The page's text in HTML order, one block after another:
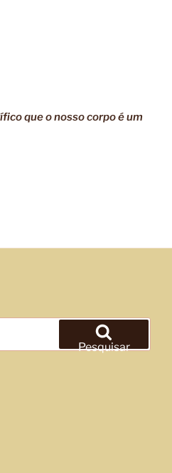
que o nosso corpo é um
Pesquisar